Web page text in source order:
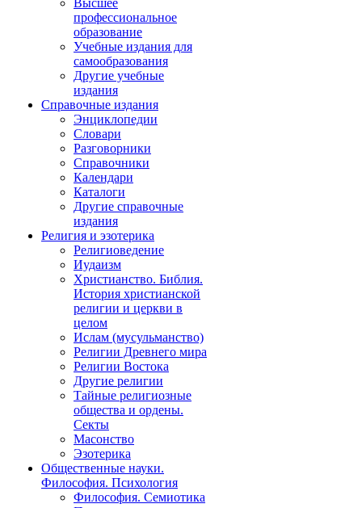
Высшее
профессиональное
образование
Учебные издания для
самообразования
Другие учебные
издания
Справочные издания
Энциклопедии
Словари
Разговорники
Справочники
Календари
Каталоги
Другие справочные
издания
Религия и эзотерика
Религиоведение
Иудаизм
Христианство. Библия.
История христианской
религии и церкви в
целом
Ислам (мусульманство)
Религии Древнего мира
Религии Востока
Другие религии
Тайные религиозные
общества и ордены.
Секты
Масонство
Эзотерика
Общественные науки.
Философия. Психология
Философия. Семиотика